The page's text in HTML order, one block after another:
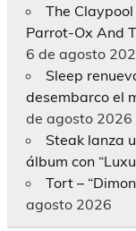
The
Parrot-Ox And
6 de agosto
Sleep
desembarco el
de agosto 2026
Steak lanza
álbum con
Tort –
agosto 2026